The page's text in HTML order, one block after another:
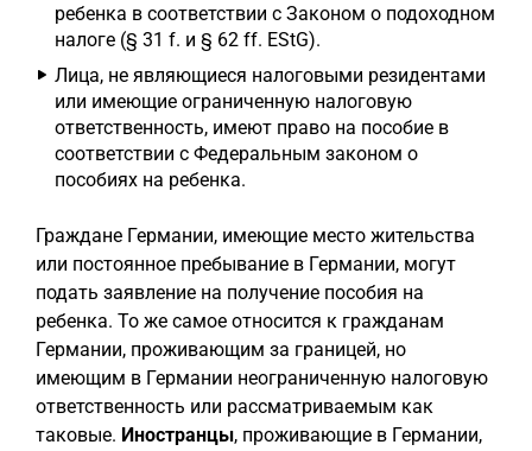
ребенка в соответствии с Законом о подоходном
налоге (§ 31 f. и § 62 ff. EStG).
Лица, не являющиеся налоговыми резидентами
или имеющие ограниченную налоговую
ответственность, имеют право на пособие в
соответствии с Федеральным законом о
пособиях на ребенка.
Граждане Германии, имеющие место жительства
или постоянное пребывание в Германии, могут
подать заявление на получение пособия на
ребенка. То же самое относится к гражданам
Германии, проживающим за границей, но
имеющим в Германии неограниченную налоговую
ответственность или рассматриваемым как
таковые. Иностранцы, проживающие в Германии,